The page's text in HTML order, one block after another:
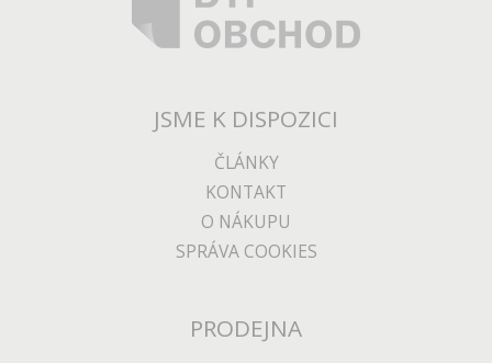
JSME K DISPOZICI
ČLÁNKY
KONTAKT
O NÁKUPU
SPRÁVA COOKIES
PRODEJNA